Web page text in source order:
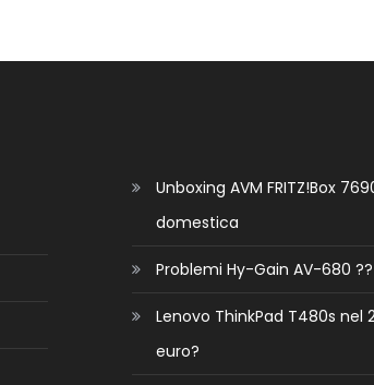
Unboxing AVM FRITZ!Box
domestica
Problemi Hy-Gain AV-680
Lenovo ThinkPad T480s
euro?